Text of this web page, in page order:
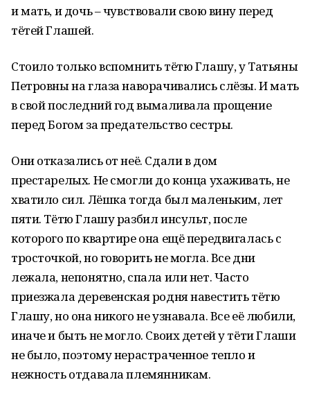
и мать, и дочь – чувствовали свою вину перед
тётей Глашей.
Стоило только вспомнить тётю Глашу, у Татьяны
Петровны на глаза наворачивались слёзы. И мать
в свой последний год вымаливала прощение
перед Богом за предательство сестры.
Они отказались от неё. Сдали в дом
престарелых. Не смогли до конца ухаживать, не
хватило сил. Лёшка тогда был маленьким, лет
пяти. Тётю Глашу разбил инсульт, после
которого по квартире она ещё передвигалась с
тросточкой, но говорить не могла. Все дни
лежала, непонятно, спала или нет. Часто
приезжала деревенская родня навестить тётю
Глашу, но она никого не узнавала. Все её любили,
иначе и быть не могло. Своих детей у тёти Глаши
не было, поэтому нерастраченное тепло и
нежность отдавала племянникам.